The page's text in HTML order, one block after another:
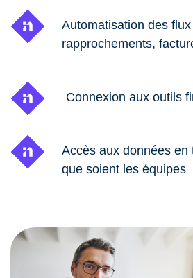
Automatisation des
rapprochements,
Connexion aux outils
Accès aux données en
que soient les équipes